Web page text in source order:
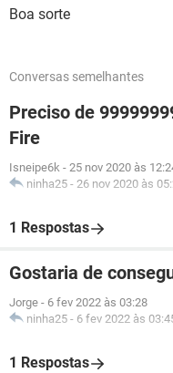
Boa sorte
Conversas semelhantes
Preciso de
Fire
Isneipe6k - 25 nov 2020 às
ninha25 - 26 nov 2020 às
1 Respostas
Gostaria de
Jorge - 6 fev 2022 às 03:28
ninha25 - 6 fev 2022 às
1 Respostas